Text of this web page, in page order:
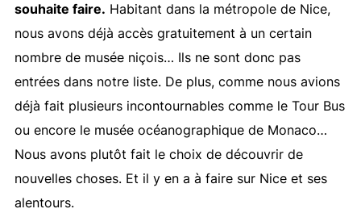
souhaite faire. Habitant dans la métropole de Nice,
nous avons déjà accès gratuitement à un certain
nombre de musée niçois… Ils ne sont donc pas
entrées dans notre liste. De plus, comme nous avions
déjà fait plusieurs incontournables comme le Tour Bus
ou encore le musée océanographique de Monaco…
Nous avons plutôt fait le choix de découvrir de
nouvelles choses. Et il y en a à faire sur Nice et ses
alentours.